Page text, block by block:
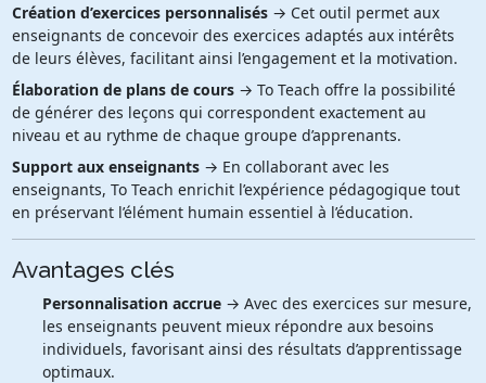
Création d’exercices personnalisés→ Cet outil permet aux
enseignants de concevoir des exercices adaptés aux intérêts
de leurs élèves, facilitant ainsi l’engagement et la motivation.
Élaboration de plans de cours→ To Teach offre la possibilité
de générer des leçons qui correspondent exactement au
niveau et au rythme de chaque groupe d’apprenants.
Support aux enseignants→ En collaborant avec les
enseignants, To Teach enrichit l’expérience pédagogique tout
en préservant l’élément humain essentiel à l’éducation.
Avantages clés
Personnalisation accrue→ Avec des exercices sur mesure,
les enseignants peuvent mieux répondre aux besoins
individuels, favorisant ainsi des résultats d’apprentissage
optimaux.